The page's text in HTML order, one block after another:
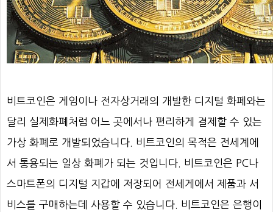
비트코인은 게임이나 전자상거래의 개발한 디지털 화페와는
달리 실제화폐처럼 어느 곳에서나 편리하게 결제할 수 있는
가상 화폐로 개발되었습니다. 비트코인의 목적은 전세계에
서 통용되는 일상 화폐가 되는 것입니다. 비트코인은 PC나
스마트폰의 디지털 지갑에 저장되어 전세게에서 제품과 서
비스를 구매하는데 사용할 수 있습니다. 비트코인은 은행이